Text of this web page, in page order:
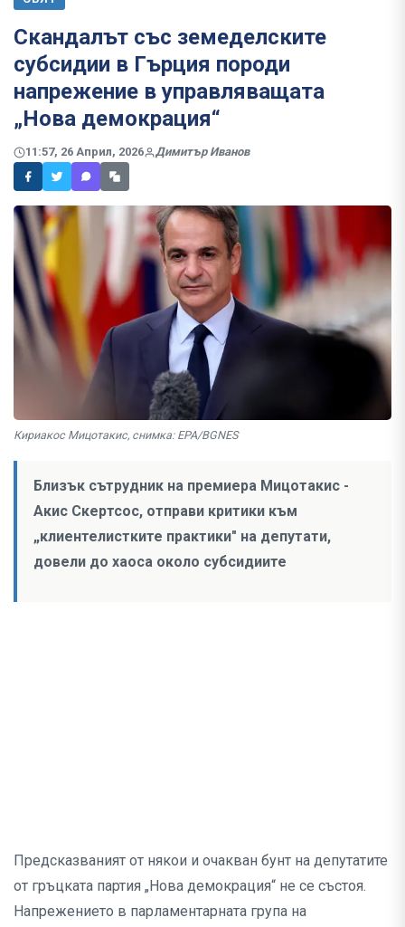
Скандалът със земеделските
субсидии в Гърция породи
напрежение в управляващата
„Нова демокрация“
11:57, 26 Април, 2026 Димитър Иванов
Кириакос Мицотакис, снимка: EPA/BGNES
Близък сътрудник на премиера Мицотакис -
Акис Скертсос, отправи критики към
„клиентелистките практики" на депутати,
довели до хаоса около субсидиите
Предсказваният от някои и очакван бунт на депутатите
от гръцката партия „Нова демокрация“ не се състоя.
Напрежението в парламентарната група на